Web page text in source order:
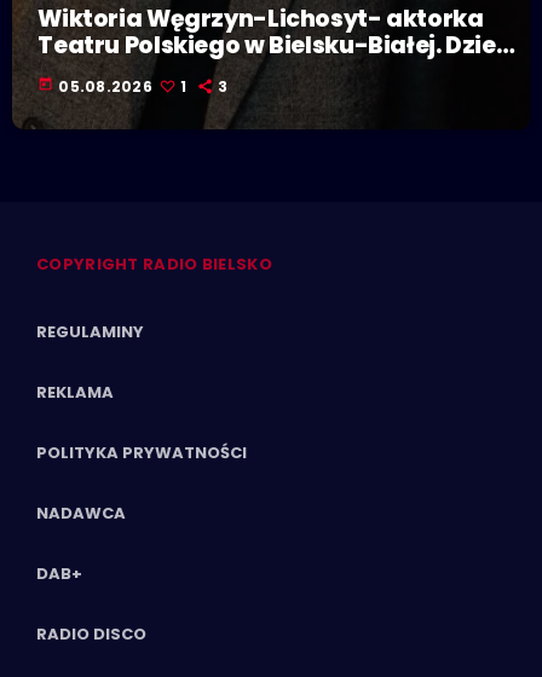
Wiktoria Węgrzyn-Lichosyt- aktorka
Teatru Polskiego w Bielsku-Białej. Dzieje
się w Polskiej Stolicy Kultury!
today 05.08.2026 1 3
COPYRIGHT RADIO BIELSKO
REGULAMINY
REKLAMA
POLITYKA PRYWATNOŚCI
NADAWCA
DAB+
RADIO DISCO